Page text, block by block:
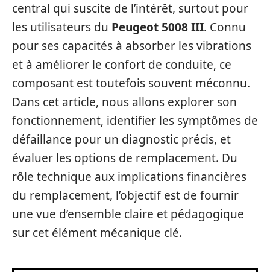
central qui suscite de l’intérêt, surtout pour
les utilisateurs du Peugeot 5008 III. Connu
pour ses capacités à absorber les vibrations
et à améliorer le confort de conduite, ce
composant est toutefois souvent méconnu.
Dans cet article, nous allons explorer son
fonctionnement, identifier les symptômes de
défaillance pour un diagnostic précis, et
évaluer les options de remplacement. Du
rôle technique aux implications financières
du remplacement, l’objectif est de fournir
une vue d’ensemble claire et pédagogique
sur cet élément mécanique clé.